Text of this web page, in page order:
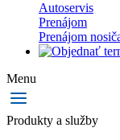
Autoservis
Prenájom
Prenájom
Menu
Produkty a služby